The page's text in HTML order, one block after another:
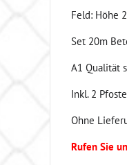
Feld: Höhe
Set 20m
A1 Qualität
Inkl. 2
Ohne
Rufen Sie